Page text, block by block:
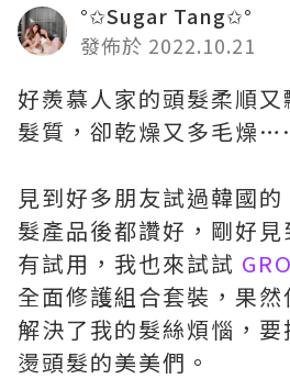
°✩Sugar Tang✩°
發佈於 2022.10.21
好羨慕人家的頭髮柔順
髮質，卻乾燥又多毛燥
見到好多朋友試過韓國的
髮產品後都讚好，剛好見
有試用，我也來試試
全面修護組合套裝，果
解決了我的髮絲煩惱，
燙頭髮的美美們。